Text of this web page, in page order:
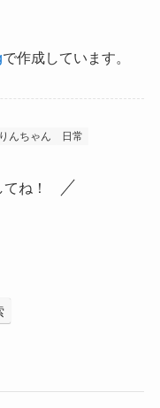
で作成しています。
んちゃん 日常
ね！